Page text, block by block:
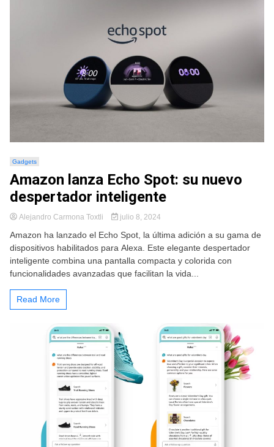
Gadgets
Amazon lanza Echo Spot: su nuevo
despertador inteligente
Alejandro Carmona Toxtli julio 8, 2024
Amazon ha lanzado el Echo Spot, la última adición a su gama de
dispositivos habilitados para Alexa. Este elegante despertador
inteligente combina una pantalla compacta y colorida con
funcionalidades avanzadas que facilitan la vida...
Read More